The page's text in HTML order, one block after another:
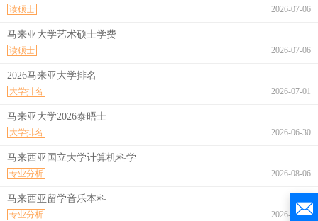
2026-07-06
读硕士
马来亚大学艺术硕士学费
2026-07-06
读硕士
2026马来亚大学排名
2026-07-01
大学排名
马来亚大学2026泰晤士
2026-06-30
大学排名
马来西亚国立大学计算机科学
2026-08-06
专业分析
马来西亚留学音乐本科
2026-08-06
专业分析